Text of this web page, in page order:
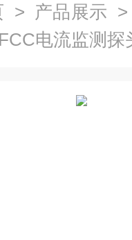
> 产品展示
电流监测探